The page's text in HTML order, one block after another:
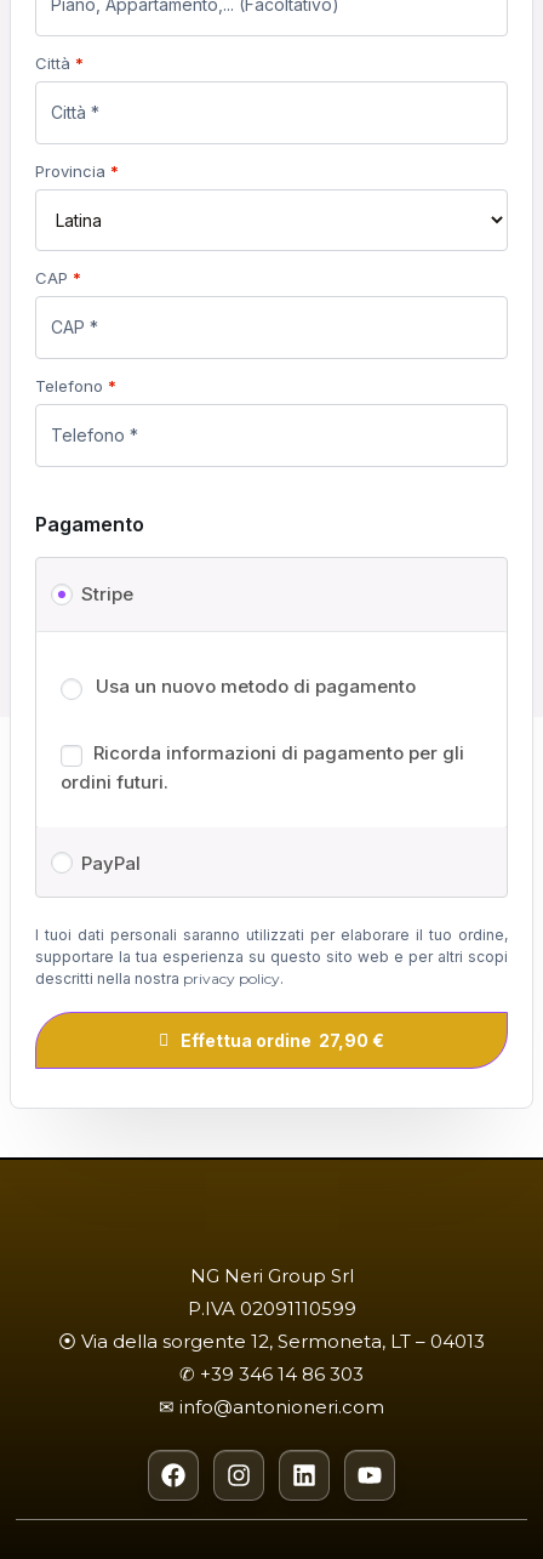
Città *
Provincia *
CAP *
Telefono *
Pagamento
Stripe
Usa un nuovo metodo di pagamento
Ricorda informazioni di pagamento per gli
ordini futuri.
PayPal
I tuoi dati personali saranno utilizzati per elaborare il tuo ordine,
supportare la tua esperienza su questo sito web e per altri scopi
descritti nella nostra privacy policy.
Effettua ordine 27,90 €
NG Neri Group Srl
P.IVA 02091110599
⦿ Via della sorgente 12, Sermoneta, LT – 04013
✆ +39 346 14 86 303
✉︎ info@antonioneri.com